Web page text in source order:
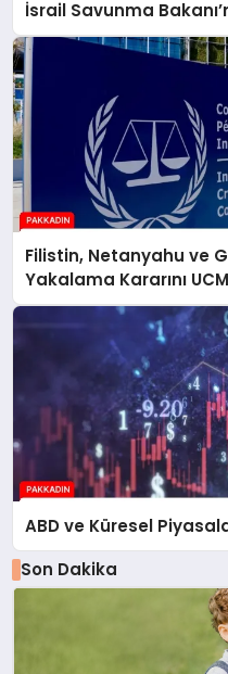
İsrail Savunma
Filistin, Netanyahu ve
Yakalama Kararını
ABD ve Küresel
Son Dakika